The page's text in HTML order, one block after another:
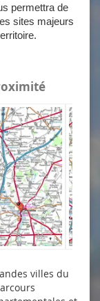
permettra de
sites majeurs
villes du